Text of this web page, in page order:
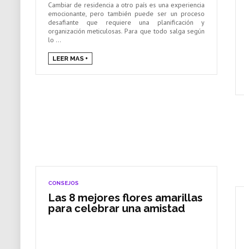
Cambiar de residencia a otro país es una experiencia
emocionante, pero también puede ser un proceso
desafiante que requiere una planificación y
organización meticulosas. Para que todo salga según
lo ...
LEER MAS +
CONSEJOS
Las 8 mejores flores amarillas
para celebrar una amistad